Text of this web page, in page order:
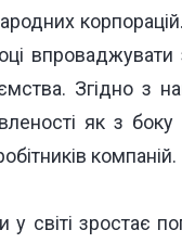
впроваджувати
Згідно з
як з боку
компаній.
світі зростає